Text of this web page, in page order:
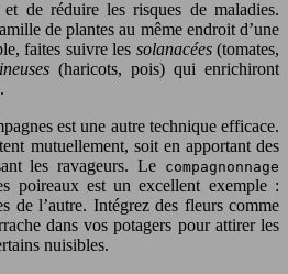
de réduire les risques de maladies.
de plantes au même endroit d’une
faites suivre les solanacées(tomates,
(haricots, pois) qui enrichiront
est une autre technique efficace.
mutuellement, soit en apportant des
les ravageurs. Le compagnonnage
poireaux est un excellent exemple :
de l’autre. Intégrez des fleurs comme
dans vos potagers pour attirer les
nuisibles.